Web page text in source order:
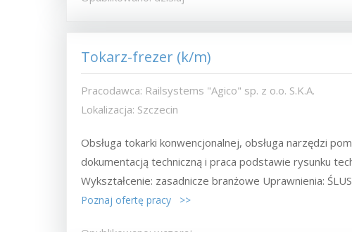
Tokarz-frezer (k/m)
Pracodawca: Railsystems "Agico" sp. z o.o. S.K.A.
Lokalizacja: Szczecin
Obsługa tokarki konwencjonalnej, obsługa narzędzi
dokumentacją techniczną i praca podstawie rysunku
Wykształcenie: zasadnicze branżowe Uprawnienia:
Poznaj ofertę pracy >>